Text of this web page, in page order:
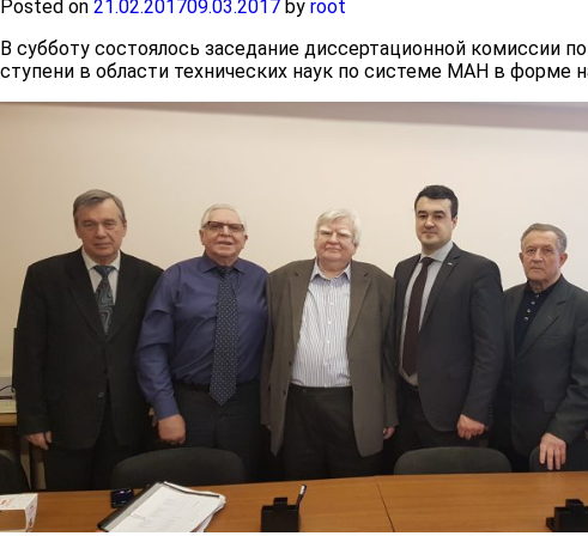
услуги
Финансово-хозяйственная
деятельность
Вакантные места для приема
(перевода) обучающихся
Международное
сотрудничество
Организация питания в
образовательной организации
Posted on 21.02.201709.03.2017 by root
В субботу состоялось заседание диссертационной комиссии
ступени в области технических наук по системе МАН в форме